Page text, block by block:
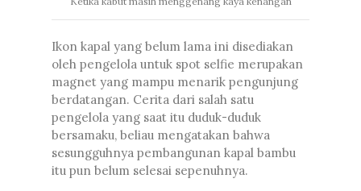
Ikon kapal yang belum lama ini disediakan
oleh pengelola untuk spot selfie merupakan
magnet yang mampu menarik pengunjung
berdatangan. Cerita dari salah satu
pengelola yang saat itu duduk-duduk
bersamaku, beliau mengatakan bahwa
sesungguhnya pembangunan kapal bambu
itu pun belum selesai sepenuhnya.